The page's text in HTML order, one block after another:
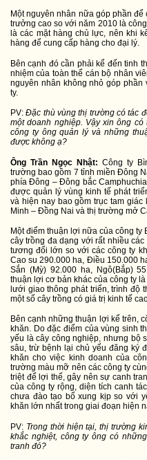
Một nguyên nhân nữa góp phần
trưởng cao so với năm 2010 là
là các mặt hàng chủ lực, nên khi
hàng để cung cấp hàng cho đại lý.
Bên cạnh đó cần phải kể đến tinh
nhiệm của toàn thể cán bộ nhân
nguyên nhân không nhỏ góp phần
ty.
PV:Đặc thù vùng thị trường có tác
một doanh nghiệp. Vậy xin ông
công ty ông quản lý và những
được không ạ?
Ông Trần Ngọc Nhật: Công ty
trường bao gồm 7 tỉnh miền Đông
phía Đông – Đông bắc
được quản lý vùng kinh tế phát
và hiện nay bao gồm trục tam
Minh – Đồng Nai và thị trường mở
Một điểm thuận lợi nữa của công
cây trồng đa dạng với rất nhiều
tương đối lớn so với các công ty
Cao su 290.000 ha, Điều 150.000
Sắn (Mỳ) 92.000 ha, Ngô(Bắp)
thuận lợi cơ bản khác của công ty
lưới giao thông phát triển, trình độ
một số cây trồng có giá trị kinh tế
Bên cạnh những thuận lợi kể trên,
khăn. Do đặc điểm của vùng sinh
yếu là cây công nghiệp, nhưng bộ
sâu, trừ bệnh lại chủ yếu đăng ký
khăn cho việc kinh doanh của
trường màu mỡ nên các công ty
triệt để lợi thế, gây nên sự canh
của công ty rộng, diện tích canh
chưa đào tạo bổ xung kịp so với
khăn lớn nhất trong giai đoạn hiện
PV: Trong thời hiện tại, thị trường
khắc nghiệt, công ty ông có
tranh đó?